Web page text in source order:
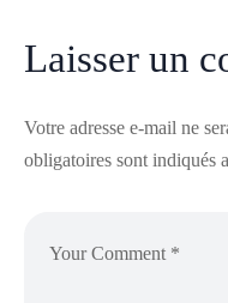
Laisser un
Votre adresse e-mail ne
obligatoires sont indiqués